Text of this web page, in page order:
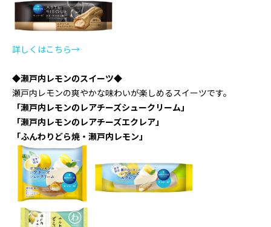
詳しくはこちら→
◆瀬戸内レモンのスイーツ◆
瀬戸内レモンの爽やかな味わいが楽しめるスイーツです。
「瀬戸内レモンのレアチーズシュークリーム」
「瀬戸内レモンのレアチーズエクレア」
「ふんわりどら焼・瀬戸内レモン」